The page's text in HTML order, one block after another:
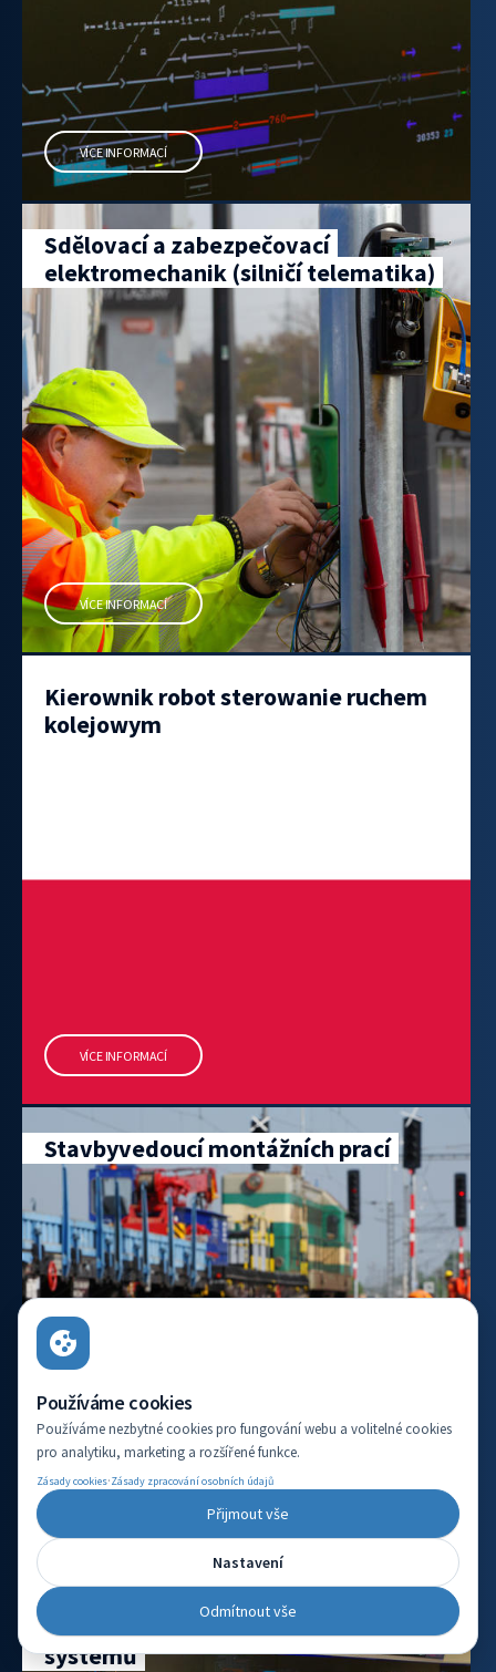
Používáme cookies
Používáme nezbytné cookies pro fungování webu a volitelné cookies
pro analytiku, marketing a rozšířené funkce.
Zásady cookies·Zásady zpracování osobních údajů
Přijmout vše
Nastavení
Odmítnout vše
VÍCE INFORMACÍ
Sdělovací a zabezpečovací
elektromechanik (silničí telematika)
VÍCE INFORMACÍ
Kierownik robot sterowanie ruchem
kolejowym
VÍCE INFORMACÍ
Stavbyvedoucí montážních prací
Vývojový pracovník aplikace
automatizovaného testování
systémů